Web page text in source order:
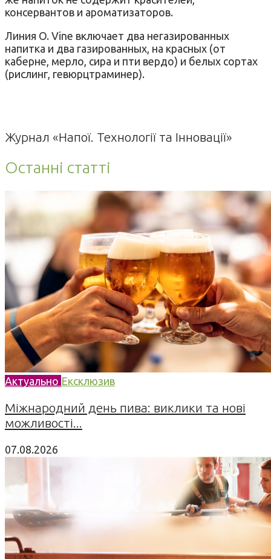
консервантов и ароматизаторов.
Линия O. Vine включает два негазированных
напитка и два газированных, на красных (от
каберне, мерло, сира и пти вердо) и белых сортах
(рислинг, гевюрцтраминер).
Журнал «Напої. Технології та Інновації»
Останні статті
Актуально Ексклюзив
Міжнародний день пива: виклики та нові
можливості...
07.08.2026